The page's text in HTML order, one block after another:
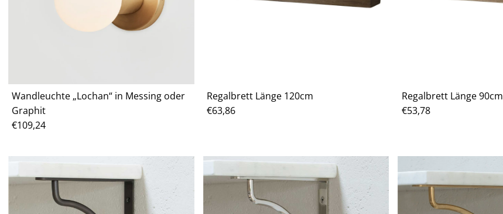
Wandleuchte „Lochan“ in Messing oder
Graphit
Regulärer
€109,24
Regalbrett Länge 120cm
Regulärer
€63,86
Regalbrett Länge 90cm
Regulärer
€53,78